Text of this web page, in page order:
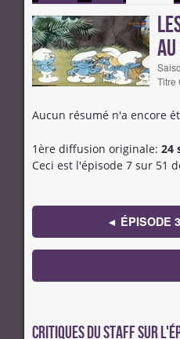
Titre
Aucun résumé n'a encore
1ère diffusion originale: 24
Ceci est l'épisode 7 sur 51
◄ ÉPISODE
Critiques du staff sur